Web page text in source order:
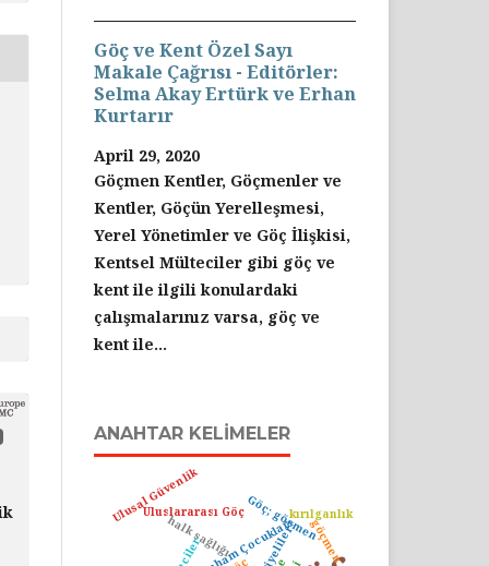
Göç ve Kent Özel Sayı
Makale Çağrısı - Editörler:
Selma Akay Ertürk ve Erhan
Kurtarır
April 29, 2020
Göçmen Kentler, Göçmenler ve
Kentler, Göçün Yerelleşmesi,
Yerel Yönetimler ve Göç İlişkisi,
Kentsel Mülteciler gibi göç ve
kent ile ilgili konulardaki
çalışmalarınız varsa, göç ve
kent ile...
ANAHTAR KELIMELER
Göç; göçmen
halk sağlığı göçmen
kırılganlık
Uluslararası Göç
Ulusal Güvenlik